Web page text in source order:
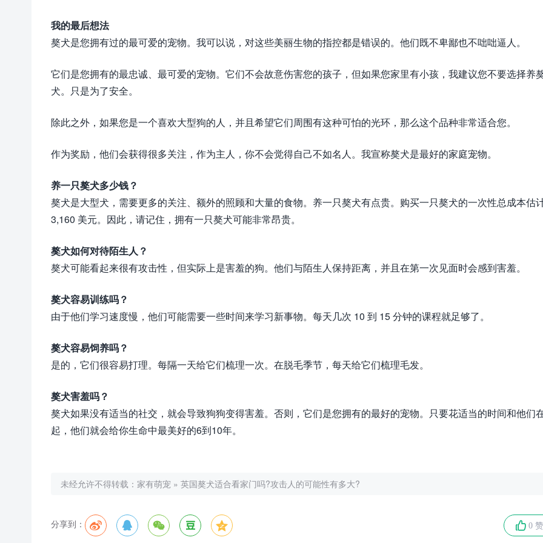
我的最后想法
獒犬是您拥有过的最可爱的宠物。我可以说，对这些美丽生物的指控都是错误的。他们既不卑鄙也不咄咄逼人。
它们是您拥有的最忠诚、最可爱的宠物。它们不会故意伤害您的孩子，但如果您家里有小孩，我建议您不要选择养
犬。只是为了安全。
除此之外，如果您是一个喜欢大型狗的人，并且希望它们周围有这种可怕的光环，那么这个品种非常适合您。
作为奖励，他们会获得很多关注，作为主人，你不会觉得自己不如名人。我宣称獒犬是最好的家庭宠物。
养一只獒犬多少钱？
獒犬是大型犬，需要更多的关注、额外的照顾和大量的食物。养一只獒犬有点贵。购买一只獒犬的一次性总成本估
3,160 美元。因此，请记住，拥有一只獒犬可能非常昂贵。
獒犬如何对待陌生人？
獒犬可能看起来很有攻击性，但实际上是害羞的狗。他们与陌生人保持距离，并且在第一次见面时会感到害羞。
獒犬容易训练吗？
由于他们学习速度慢，他们可能需要一些时间来学习新事物。每天几次 10 到 15 分钟的课程就足够了。
獒犬容易饲养吗？
是的，它们很容易打理。每隔一天给它们梳理一次。在脱毛季节，每天给它们梳理毛发。
獒犬害羞吗？
獒犬如果没有适当的社交，就会导致狗狗变得害羞。否则，它们是您拥有的最好的宠物。只要花适当的时间和他们
起，他们就会给你生命中最美好的6到10年。
未经允许不得转载： 家有萌宠 » 英国獒犬适合看家门吗?攻击人的可能性有多大?
分享到： 0 赞